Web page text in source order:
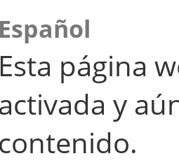
Español
Esta página
y
contenido.